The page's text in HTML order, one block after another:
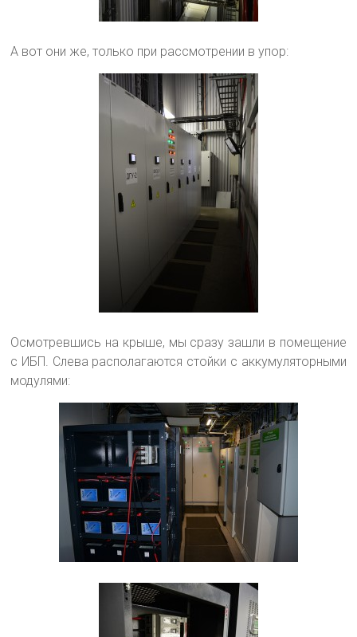
А вот они же, только при рассмотрении в упор:
Осмотревшись на крыше, мы сразу зашли в помещение
с ИБП. Слева располагаются стойки с аккумуляторными
модулями: